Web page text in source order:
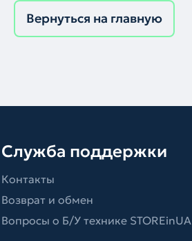
Вернуться на главную
Служба поддержки
Контакты
Возврат и обмен
Вопросы о Б/У технике STOREinUA